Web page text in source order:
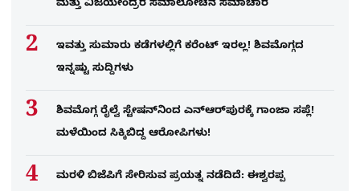
ಮತ್ತು ವಿಜಯೇಂದ್ರರ ಸಮಾಲೋಚನೆ ಸಮಾಚಾರ
ಇವತ್ತು ಸುಮಾರು ಕಡೆಗಳಲ್ಲಿಗೆ ಕರೆಂಟ್ ಇರಲ್ಲ! ಶಿವಮೊಗ್ಗದ
ಇನ್ನಷ್ಟು ಸುದ್ದಿಗಳು
ಶಿವಮೊಗ್ಗ ರೈಲ್ವೆ ಸ್ಟೇಷನ್​​ನಿಂದ ಎನ್​ಆರ್​ಪುರಕ್ಕೆ ಗಾಂಜಾ ಸಪ್ಲೆ!
ಮಳೆಯಿಂದ ಸಿಕ್ಕಿಬಿದ್ದ ಆರೋಪಿಗಳು!
ಮರಳಿ ಬಿಜೆಪಿಗೆ ಸೇರಿಸುವ ಪ್ರಯತ್ನ ನಡೆದಿದೆ: ಈಶ್ವರಪ್ಪ